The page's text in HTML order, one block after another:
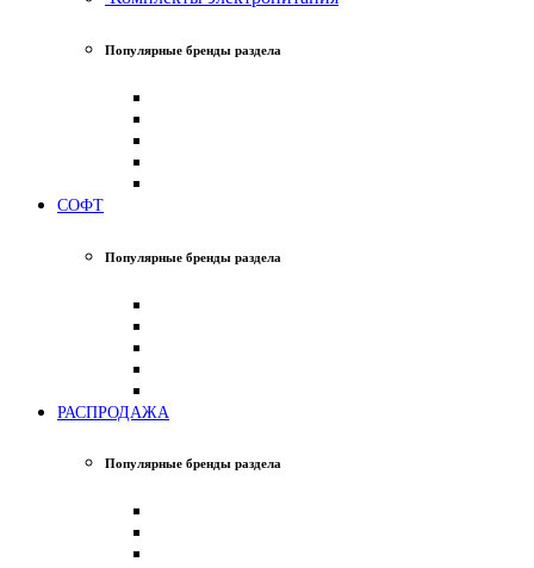
Популярные бренды раздела
СОФТ
Популярные бренды раздела
РАСПРОДАЖА
Популярные бренды раздела